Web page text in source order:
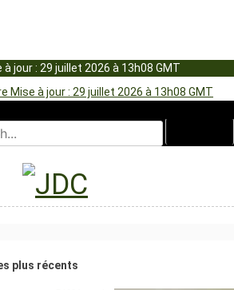
Mise à jour : 29 juillet 2026 à 13h08 GMT
à jour : 29 juillet 2026 à 13h08 GMT
plus récents